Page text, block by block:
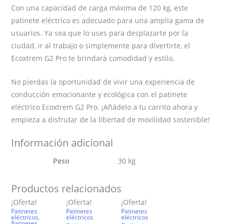
Con una capacidad de carga máxima de 120 kg, este
patinete eléctrico es adecuado para una amplia gama de
usuarios. Ya sea que lo uses para desplazarte por la
ciudad, ir al trabajo o simplemente para divertirte, el
Ecoxtrem G2 Pro te brindará comodidad y estilo.
No pierdas la oportunidad de vivir una experiencia de
conducción emocionante y ecológica con el patinete
eléctrico Ecoxtrem G2 Pro. ¡Añádelo a tu carrito ahora y
empieza a disfrutar de la libertad de movilidad sostenible!
Información adicional
Peso 30 kg
Productos relacionados
¡Oferta!
Patinetes
eléctricos,
¡Oferta!
Patinetes
eléctricos
¡Oferta!
Patinetes
eléctricos